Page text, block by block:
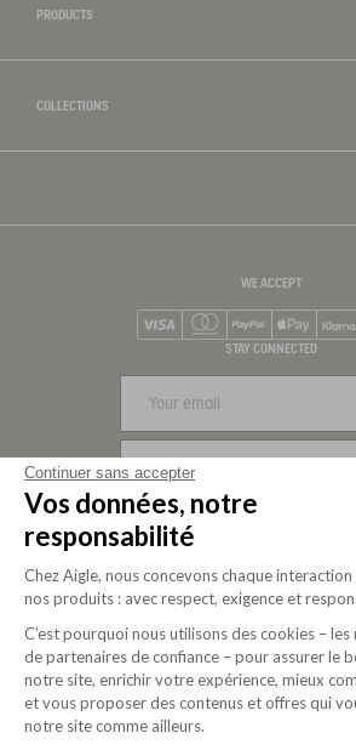
PRODUCTS
COLLECTIONS
WE ACCEPT
Mastercard
PayPalApple Pay
STAY CONNECTED
Continuer sans accepter
Vos données, notre
responsabilité
Chez Aigle, nous concevons chaque
nos produits : avec respect, exigence et
C’est pourquoi nous utilisons des cookies – les
de partenaires de confiance – pour assurer le
notre site, enrichir votre expérience, mieux
et vous proposer des contenus et offres qui
notre site comme ailleurs.